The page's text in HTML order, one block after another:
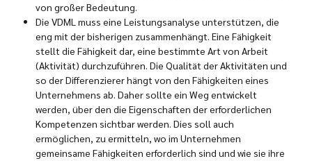
von großer Bedeutung.
Die VDML muss eine Leistungsanalyse unterstützen, die
eng mit der bisherigen zusammenhängt. Eine Fähigkeit
stellt die Fähigkeit dar, eine bestimmte Art von Arbeit
(Aktivität) durchzuführen. Die Qualität der Aktivitäten und
so der Differenzierer hängt von den Fähigkeiten eines
Unternehmens ab. Daher sollte ein Weg entwickelt
werden, über den die Eigenschaften der erforderlichen
Kompetenzen sichtbar werden. Dies soll auch
ermöglichen, zu ermitteln, wo im Unternehmen
gemeinsame Fähigkeiten erforderlich sind und wie sie ihre